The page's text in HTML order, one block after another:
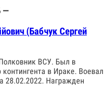
—
(Бабчук Сергей
ВСУ. Был в
контингента в Ираке. Воевал
28.02.2022. Награжден